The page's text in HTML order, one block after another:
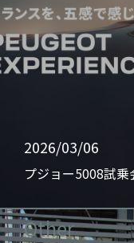
2026/03/06
プジョー5008試乗
Other